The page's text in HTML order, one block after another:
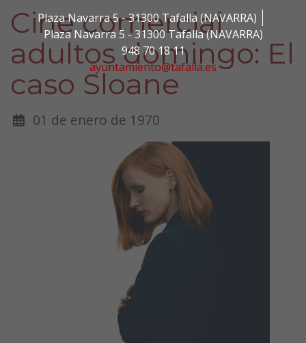
Plaza Navarra 5 - 31300 Tafalla (NAVARRA)
Plaza Navarra 5 - 31300 Tafalla (NAVARRA)
948 70 18 11
ayuntamiento@tafalla.es
Cine comercial
adultos domingo: El
caso Sloane
01 de enero de 1970